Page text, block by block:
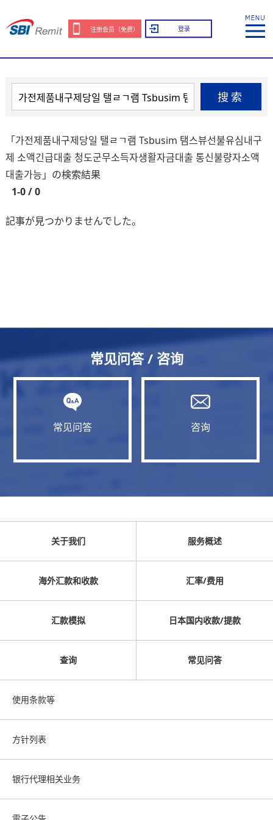
注册会员（免费） 登录
搜索
「가전제품내구제당일 탤ㄹㄱ램 Tsbusim 탬스뷰선불유심내구
제 소액긴급대출 청도군무소득자생활자금대출 통신불량자소액
대출가능」の検索結果
1-0 / 0
記事が見つかりませんでした。
常见问答 / 咨询
常见问答 咨询
关于我们 服务概述
海外汇款和收款 汇率/费用
汇款模拟 日本国内收款/提款
查询 常见问答
使用条款等
方针列表
银行代理相关业务